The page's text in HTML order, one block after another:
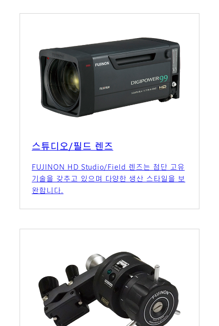
스튜디오/필드 렌즈
FUJINON HD Studio/Field 렌즈는 첨단 고유
기술을 갖추고 있으며 다양한 생산 스타일을 보
완합니다.